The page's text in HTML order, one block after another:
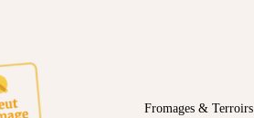
Fromages & Terroirs